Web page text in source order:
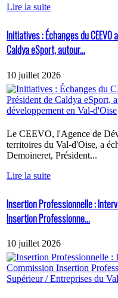
Lire la suite
Initiatives : Échanges du
Caldya eSport, autour...
10 juillet 2026
Le CEEVO, l'Agence de
territoires du Val-d'Oise, a
Demoineret, Président...
Lire la suite
Insertion Professionnelle :
Insertion Professionne...
10 juillet 2026